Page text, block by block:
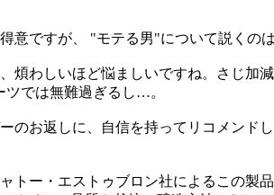
意ですが、 "モテる男"について説くの
煩わしいほど悩ましいですね。さじ
では無難過ぎるし…。
のお返しに、自信を持ってリコメン
トー・エストゥブロン社によるこの